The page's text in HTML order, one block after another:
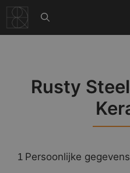
naar
de
Rusty
1 Persoonlijke gegevens